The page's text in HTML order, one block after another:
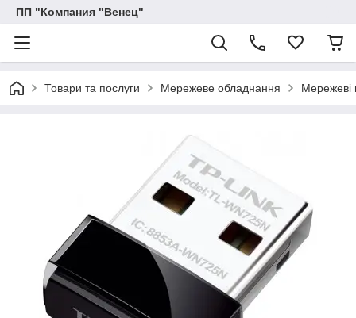
ПП "Компания "Венец"
Товари та послуги Мережеве обладнання Мережеві